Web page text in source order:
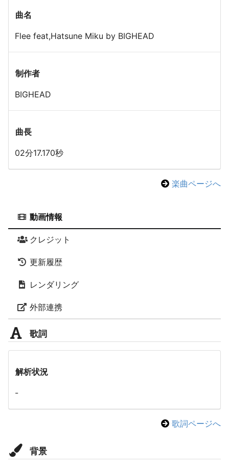
曲名
Flee feat,Hatsune Miku by BIGHEAD
制作者
BIGHEAD
曲長
02分17.170秒
楽曲ページへ
動画情報
クレジット
更新履歴
レンダリング
外部連携
歌詞
解析状況
-
歌詞ページへ
背景